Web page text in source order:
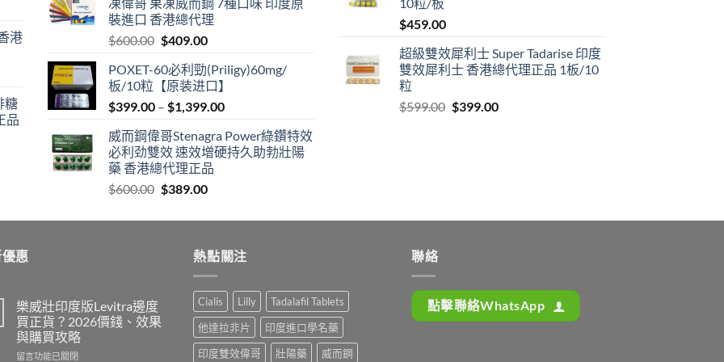
港
糖
品
$599.00.$399.00.
凍偉哥 果凍威而鋼 7種口味 印度原
裝進口 香港總代理
$600.00 Original
was:
$600.00.
$409.00Current
is:
$409.00.
POXET-60必利勁(Priligy)60mg/
板/10粒【原装进口】
$399.00 – $1,399.00Price
$399.00
through
威而鋼偉哥Stenagra Power綠鑽特效
必利劲雙效 速效增硬持久助勃壯陽
藥 香港總代理正品
$600.00 Original
was:
$389.00Current
is:
10粒/板
$459.00
超級雙效犀利士 Super Tadarise 印度
雙效犀利士 香港總代理正品 1板/10
粒
$599.00 Original
$399.00Current
惠
樂威壯印度版Levitra邊度
買正貨？2026價錢、效果
與購買攻略
在
留言功能已關閉
熱點關注
Cialis Lilly
Tadalafil Tablets
他達拉非片
印度進口學名藥
印度雙效偉哥
壯陽藥 威而鋼
聯絡
點擊聯絡WhatsApp